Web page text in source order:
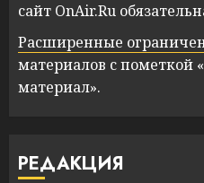
сайт OnAir.Ru
Расширенные
материалов с пометкой
материал».
РЕДАКЦИЯ